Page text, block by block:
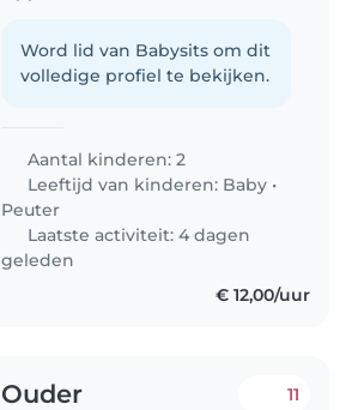
Word lid van Babysits om dit
volledige profiel te bekijken.
Aantal kinderen: 2
Leeftijd van kinderen: Baby •
Peuter
Laatste activiteit: 4 dagen
geleden
€ 12,00/uur
Ouder 11